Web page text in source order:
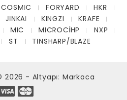
COSMIC FORYARD
HKR
JINKAI KINGZI
KRAFE
MIC MICROCİHP
NXP
ST TINSHARP/BLAZE
2026 - Altyapı: Markaca